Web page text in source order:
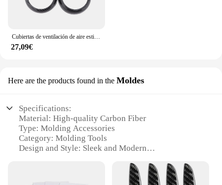
27,09€
Here are the products found in the Moldes
Specifications:
Material: High-quality Carbon Fiber
Type: Molding Accessories
Category: Molding Tools
Design and Style: Sleek and Modern
Performance and Property: Durable and Lightweight